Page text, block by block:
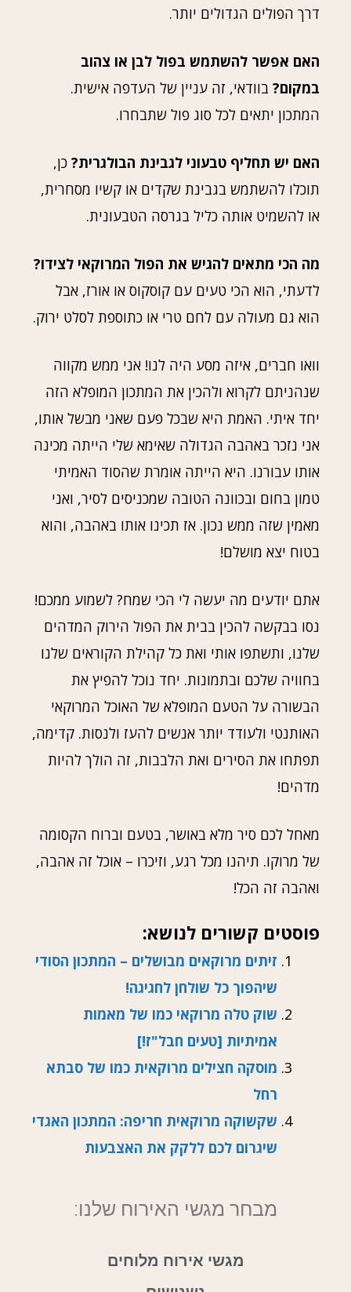
דרך הפולים הגדולים יותר.
האם אפשר להשתמש בפול לבן או צהוב
במקום? בוודאי, זה עניין של העדפה אישית.
המתכון יתאים לכל סוג פול שתבחרו.
האם יש תחליף טבעוני לגבינת הבולגרית? כן,
תוכלו להשתמש בגבינת שקדים או קשיו מסחרית,
או להשמיט אותה כליל בגרסה הטבעונית.
מה הכי מתאים להגיש את הפול המרוקאי לצידו?
לדעתי, הוא הכי טעים עם קוסקוס או אורז, אבל
הוא גם מעולה עם לחם טרי או כתוספת לסלט ירוק.
וואו חברים, איזה מסע היה לנו! אני ממש מקווה
שנהניתם לקרוא ולהכין את המתכון המופלא הזה
יחד איתי. האמת היא שבכל פעם שאני מבשל אותו,
אני נזכר באהבה הגדולה שאימא שלי הייתה מכינה
אותו עבורנו. היא הייתה אומרת שהסוד האמיתי
טמון בחום ובכוונה הטובה שמכניסים לסיר, ואני
מאמין שזה ממש נכון. אז תכינו אותו באהבה, והוא
בטוח יצא מושלם!
אתם יודעים מה יעשה לי הכי שמח? לשמוע ממכם!
נסו בבקשה להכין בבית את הפול הירוק המדהים
שלנו, ותשתפו אותי ואת כל קהילת הקוראים שלנו
בחוויה שלכם ובתמונות. יחד נוכל להפיץ את
הבשורה על הטעם המופלא של האוכל המרוקאי
האותנטי ולעודד יותר אנשים להעז ולנסות. קדימה,
תפתחו את הסירים ואת הלבבות, זה הולך להיות
מדהים!
מאחל לכם סיר מלא באושר, בטעם וברוח הקסומה
של מרוקו. תיהנו מכל רגע, וזיכרו – אוכל זה אהבה,
ואהבה זה הכל!
פוסטים קשורים לנושא:
זיתים מרוקאים מבושלים – המתכון הסודי
שיהפוך כל שולחן לחגיגה!
שוק טלה מרוקאי כמו של מאמות
אמיתיות [טעים חבל"ז!]
מוסקה חצילים מרוקאית כמו של סבתא
רחל
שקשוקה מרוקאית חריפה: המתכון האגדי
שיגרום לכם ללקק את האצבעות
מבחר מגשי האירוח שלנו:
מגשי אירוח מלוחים